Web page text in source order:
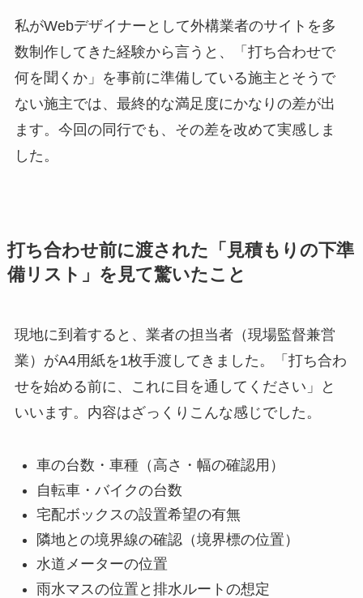
私がWebデザイナーとして外構業者のサイトを多
数制作してきた経験から言うと、「打ち合わせで
何を聞くか」を事前に準備している施主とそうで
ない施主では、最終的な満足度にかなりの差が出
ます。今回の同行でも、その差を改めて実感しま
した。
打ち合わせ前に渡された「見積もりの下準
備リスト」を見て驚いたこと
現地に到着すると、業者の担当者（現場監督兼営
業）がA4用紙を1枚手渡してきました。「打ち合わ
せを始める前に、これに目を通してください」と
いいます。内容はざっくりこんな感じでした。
車の台数・車種（高さ・幅の確認用）
自転車・バイクの台数
宅配ボックスの設置希望の有無
隣地との境界線の確認（境界標の位置）
水道メーターの位置
雨水マスの位置と排水ルートの想定